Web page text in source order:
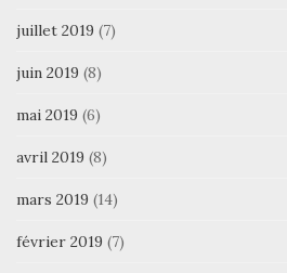
juillet 2019 (7)
juin 2019 (8)
mai 2019 (6)
avril 2019 (8)
mars 2019 (14)
février 2019 (7)